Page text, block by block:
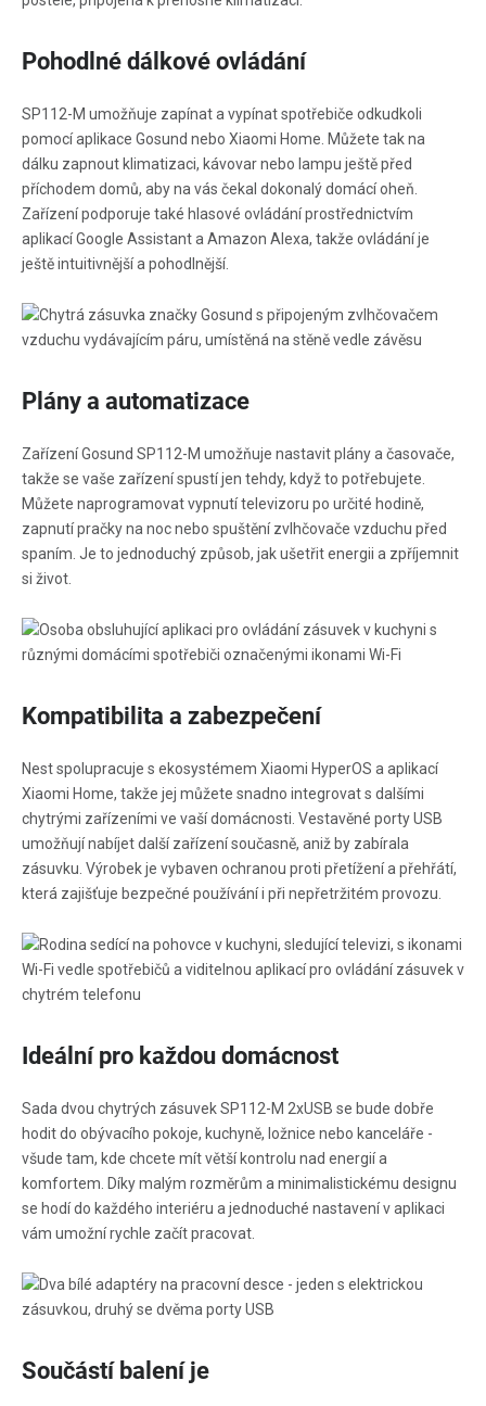
Pohodlné dálkové ovládání
SP112-M umožňuje zapínat a vypínat spotřebiče odkudkoli
pomocí aplikace Gosund nebo Xiaomi Home. Můžete tak na
dálku zapnout klimatizaci, kávovar nebo lampu ještě před
příchodem domů, aby na vás čekal dokonalý domácí oheň.
Zařízení podporuje také hlasové ovládání prostřednictvím
aplikací Google Assistant a Amazon Alexa, takže ovládání je
ještě intuitivnější a pohodlnější.
Plány a automatizace
Zařízení Gosund SP112-M umožňuje nastavit plány a časovače,
takže se vaše zařízení spustí jen tehdy, když to potřebujete.
Můžete naprogramovat vypnutí televizoru po určité hodině,
zapnutí pračky na noc nebo spuštění zvlhčovače vzduchu před
spaním. Je to jednoduchý způsob, jak ušetřit energii a zpříjemnit
si život.
Kompatibilita a zabezpečení
Nest spolupracuje s ekosystémem Xiaomi HyperOS a aplikací
Xiaomi Home, takže jej můžete snadno integrovat s dalšími
chytrými zařízeními ve vaší domácnosti. Vestavěné porty USB
umožňují nabíjet další zařízení současně, aniž by zabírala
zásuvku. Výrobek je vybaven ochranou proti přetížení a přehřátí,
která zajišťuje bezpečné používání i při nepřetržitém provozu.
Ideální pro každou domácnost
Sada dvou chytrých zásuvek SP112-M 2xUSB se bude dobře
hodit do obývacího pokoje, kuchyně, ložnice nebo kanceláře -
všude tam, kde chcete mít větší kontrolu nad energií a
komfortem. Díky malým rozměrům a minimalistickému designu
se hodí do každého interiéru a jednoduché nastavení v aplikaci
vám umožní rychle začít pracovat.
Součástí balení je